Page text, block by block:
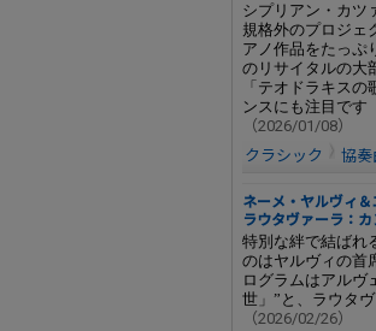
シプリアン・カツ
規格外のプロジェ
アノ作品をたっぷ
のリサイタルの大
「テオドラキス
ンスにも注目です
（2026/01/08）
クラシック
協奏
ネーメ・ヤルヴィ
ラウタヴァーラ：
特別な絆で結ばれ
のはヤルヴィの首
ログラムはアルヴ
世」”と、ラウタ
（2026/02/26）